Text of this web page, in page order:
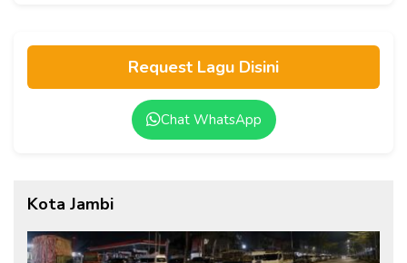
Request Lagu Disini
Chat WhatsApp
Kota Jambi